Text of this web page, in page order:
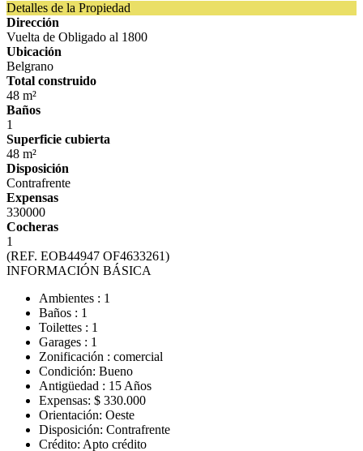
Detalles de la Propiedad
Dirección
Vuelta de Obligado al 1800
Ubicación
Belgrano
Total construido
48 m²
Baños
1
Superficie cubierta
48 m²
Disposición
Contrafrente
Expensas
330000
Cocheras
1
(REF. EOB44947 OF4633261)
INFORMACIÓN BÁSICA
Ambientes : 1
Baños : 1
Toilettes : 1
Garages : 1
Zonificación : comercial
Condición: Bueno
Antigüedad : 15 Años
Expensas: $ 330.000
Orientación: Oeste
Disposición: Contrafrente
Crédito: Apto crédito